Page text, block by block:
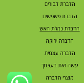
הדברת דבורים
הדברת פשפשים
הדברת נמלת האש
הדברה ירוקה
הדברה עצמית
עשה זאת בעצמך
מוצרי הדברה